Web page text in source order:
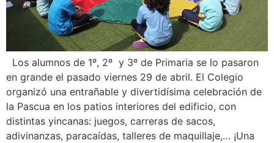
Los alumnos de 1º, 2º y 3º de Primaria se lo pasaron
en grande el pasado viernes 29 de abril. El Colegio
organizó una entrañable y divertidísima celebración de
la Pascua en los patios interiores del edificio, con
distintas yincanas: juegos, carreras de sacos,
adivinanzas, paracaídas, talleres de maquillaje,… ¡Una